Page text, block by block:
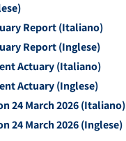
Report (Italiano)
Report (Inglese)
Actuary (Italiano)
Actuary (Inglese)
24 March 2026 (Italiano)
24 March 2026 (Inglese)